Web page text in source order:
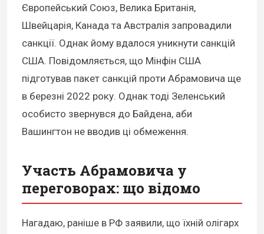
Європейський Союз, Велика Британія,
Швейцарія, Канада та Австралія запровадили
санкції. Однак йому вдалося уникнути санкцій
США. Повідомляється, що Мінфін США
підготував пакет санкцій проти Абрамовича ще
в березні 2022 року. Однак тоді Зеленський
особисто звернувся до Байдена, аби
Вашингтон не вводив ці обмеження.
Участь Абрамовича у
переговорах: що відомо
Нагадаю, раніше в РФ заявили, що їхній олігарх